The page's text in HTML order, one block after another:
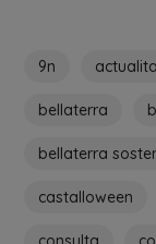
9n
bellaterra
bellaterra
castalloween